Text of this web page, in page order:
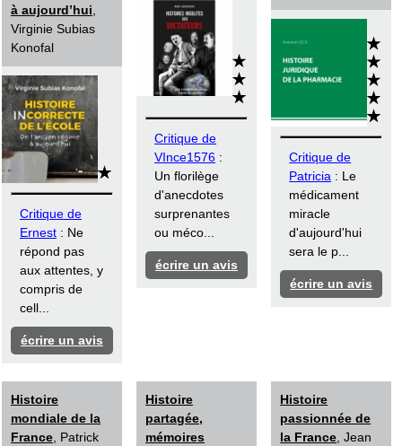
à aujourd’hui
Virginie Subias
Konofal
Critique de
Ernest : Ne
répond pas
aux attentes, y
compris de
cell...
écrire un avis
Critique de
VInce1576 :
Un florilège
d'anecdotes
surprenantes
ou méco...
écrire un avis
Critique de
Patricia : Le
médicament
miracle
d'aujourd'hui
sera le p...
écrire un avis
Histoire
mondiale de la
France , Patrick
Histoire
partagée,
mémoires
Histoire
passionnée de
la France , Jean